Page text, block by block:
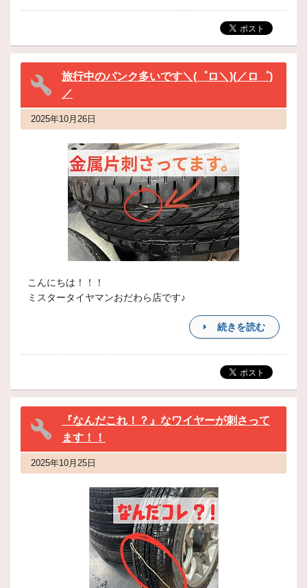
旅行中のパンク多いです＼(゜ロ＼)(／ロ゜)
／
2025年10月26日
こんにちは！！！
ミスタータイヤマンおだわら店です♪
続きを読む
『なんだこれ！？』なワイヤーが刺さって
ます！！
2025年10月25日